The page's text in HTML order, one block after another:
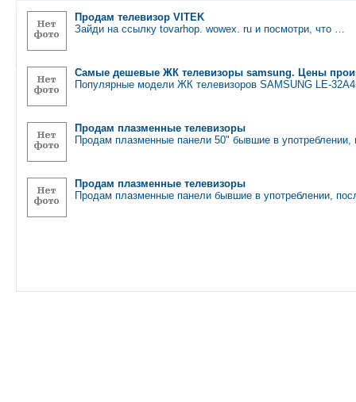
Продам телевизор VITEK
Зайди на ссылку tovarhop. wowex. ru и посмотри, что …
Самые дешевые ЖК телевизоры samsung. Цены
Популярные модели ЖК телевизоров SAMSUNG LE-
Продам плазменные телевизоры
Продам плазменные панели 50" бывшие в
Продам плазменные телевизоры
Продам плазменные панели бывшие в употреблении,